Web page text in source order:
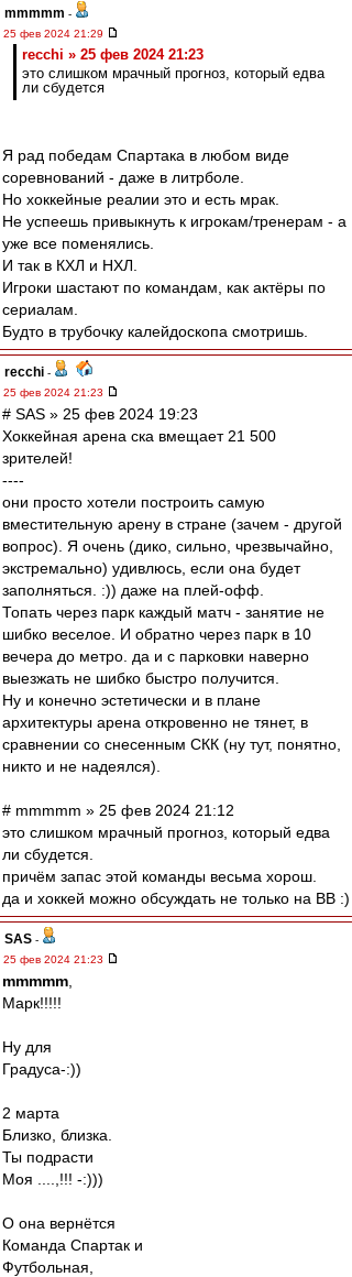
mmmmm -
25 фев 2024 21:29
recchi » 25 фев 2024 21:23
это слишком мрачный прогноз, который едва
ли сбудется
Я рад победам Спартака в любом виде
соревнований - даже в литрболе.
Но хоккейные реалии это и есть мрак.
Не успеешь привыкнуть к игрокам/тренерам - а
уже все поменялись.
И так в КХЛ и НХЛ.
Игроки шастают по командам, как актёры по
сериалам.
Будто в трубочку калейдоскопа смотришь.
recchi -
25 фев 2024 21:23
# SAS » 25 фев 2024 19:23
Хоккейная арена ска вмещает 21 500
зрителей!
----
они просто хотели построить самую
вместительную арену в стране (зачем - другой
вопрос). Я очень (дико, сильно, чрезвычайно,
экстремально) удивлюсь, если она будет
заполняться. :)) даже на плей-офф.
Топать через парк каждый матч - занятие не
шибко веселое. И обратно через парк в 10
вечера до метро. да и с парковки наверно
выезжать не шибко быстро получится.
Ну и конечно эстетически и в плане
архитектуры арена откровенно не тянет, в
сравнении со снесенным СКК (ну тут, понятно,
никто и не надеялся).
# mmmmm » 25 фев 2024 21:12
это слишком мрачный прогноз, который едва
ли сбудется.
причём запас этой команды весьма хорош.
да и хоккей можно обсуждать не только на ВВ :)
SAS -
25 фев 2024 21:23
mmmmm
Марк!!!!!
Ну для
Градуса-:))
2 марта
Близко, близка.
Ты подрасти
Моя ....,!!! -:)))
О она вернётся
Команда Спартак и
Футбольная,